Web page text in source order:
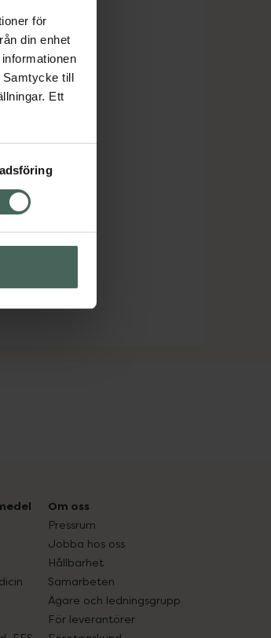
för
din enhet
Samtycke till
Ett
Om oss
Pressrum
Jobba hos oss
Hållbarhet
Samarbeten
Ägare och ledningsgrupp
För leverantörer